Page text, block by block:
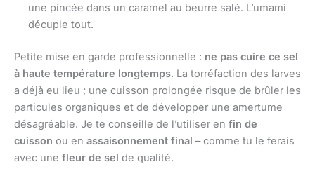
une pincée dans un caramel au beurre salé. L’umami
décuple tout.
Petite mise en garde professionnelle : ne pas cuire ce sel
à haute température longtemps. La torréfaction des larves
a déjà eu lieu ; une cuisson prolongée risque de brûler les
particules organiques et de développer une amertume
désagréable. Je te conseille de l’utiliser en fin de
cuisson ou en assaisonnement final – comme tu le ferais
avec une fleur de sel de qualité.